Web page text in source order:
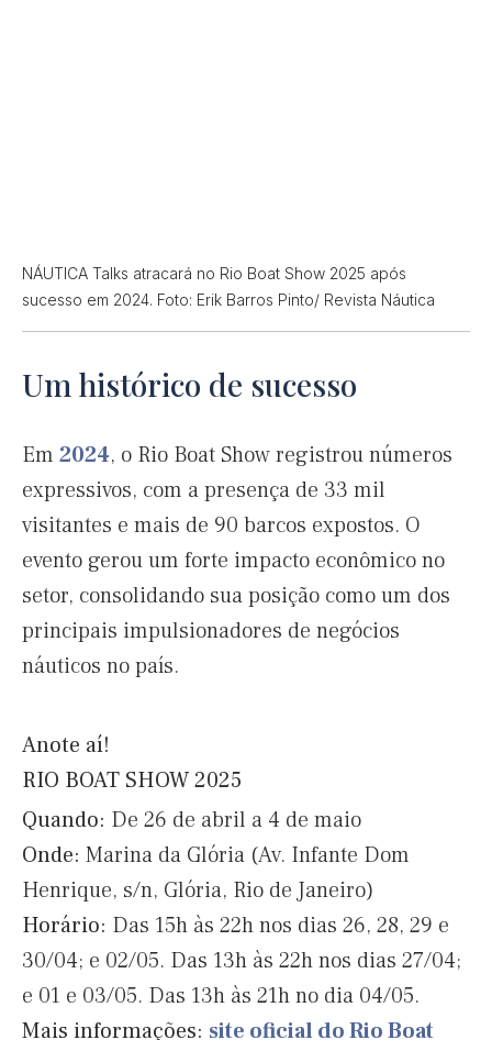
NÁUTICA Talks atracará no Rio Boat Show 2025 após
sucesso em 2024. Foto: Erik Barros Pinto/ Revista Náutica
Um histórico de sucesso
Em 2024, o Rio Boat Show registrou números
expressivos, com a presença de 33 mil
visitantes e mais de 90 barcos expostos. O
evento gerou um forte impacto econômico no
setor, consolidando sua posição como um dos
principais impulsionadores de negócios
náuticos no país.
Anote aí!
RIO BOAT SHOW 2025
Quando: De 26 de abril a 4 de maio
Onde: Marina da Glória (Av. Infante Dom
Henrique, s/n, Glória, Rio de Janeiro)
Horário: Das 15h às 22h nos dias 26, 28, 29 e
30/04; e 02/05. Das 13h às 22h nos dias 27/04;
e 01 e 03/05. Das 13h às 21h no dia 04/05.
Mais informações: site oficial do Rio Boat